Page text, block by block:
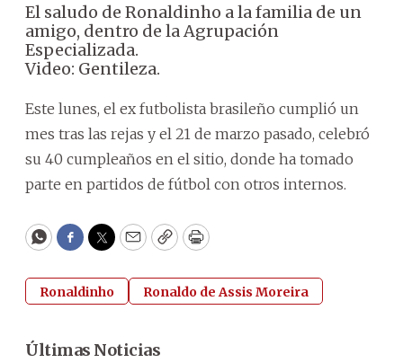
El saludo de Ronaldinho a la familia de un
amigo, dentro de la Agrupación
Especializada.
Video: Gentileza.
Este lunes, el ex futbolista brasileño cumplió un
mes tras las rejas y el 21 de marzo pasado, celebró
su 40 cumpleaños en el sitio, donde ha tomado
parte en partidos de fútbol con otros internos.
WhatsApp
Facebook
Twitter
EmailCopyPrint
Ronaldinho Ronaldo de Assis Moreira
Últimas Noticias